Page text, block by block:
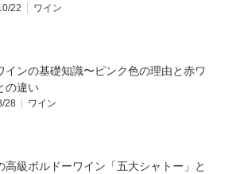
22 ワイン
インの基礎知識〜ピンク色の理由と赤ワ
の違い
28 ワイン
高級ボルドーワイン「五大シャトー」と